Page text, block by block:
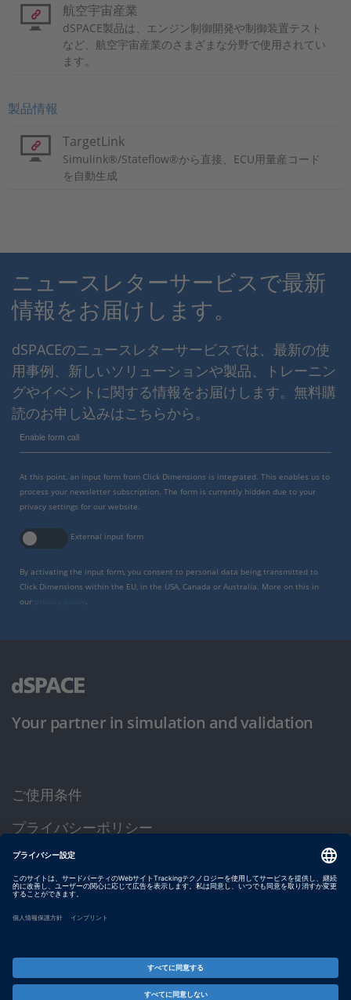
航空宇宙産業
dSPACE製品は、エンジン制御開発や制御装置テスト
など、航空宇宙産業のさまざまな分野で使用されてい
ます。
製品情報
TargetLink
Simulink®/Stateflow®から直接、ECU用量産コード
を自動生成
ニュースレターサービスで最新
情報をお届けします。
dSPACEのニュースレターサービスでは、最新の使
用事例、新しいソリューションや製品、トレーニン
グやイベントに関する情報をお届けします。無料購
読のお申し込みはこちらから。
Enable form call
At this point, an input form from Click Dimensions is integrated. This enables us to
process your newsletter subscription. The form is currently hidden due to your
privacy settings for our website.
External input form
By activating the input form, you consent to personal data being transmitted to
Click Dimensions within the EU, in the USA, Canada or Australia. More on this in
our
.
Your partner in simulation and validation
ご使用条件
プライバシーポリシー
約款
サイト運営会社情報